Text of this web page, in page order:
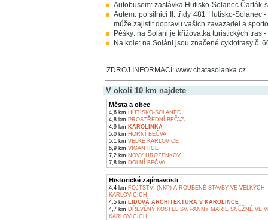
Autobusem: zastávka Hutisko-Solanec Čarták-
Autem: po silnici II. třídy 481 Hutisko-Solanec
může zajistit dopravu vašich zavazadel a
Pěšky: na Soláni je křižovatka turistických tras
Na kole: na Soláni jsou značené cyklotrasy č.
ZDROJ INFORMACÍ: www.chatasolanka.cz
V okolí 10 km najdete
Města a obce
4,6 km HUTISKO-SOLANEC
4,8 km PROSTŘEDNÍ BEČVA
4,9 km KAROLINKA
5,0 km HORNÍ BEČVA
5,1 km VELKÉ KARLOVICE
6,9 km VIGANTICE
7,2 km NOVÝ HROZENKOV
7,8 km DOLNÍ BEČVA
Historické zajímavosti
4,4 km FOJTSTVÍ (NKP) A ROUBENÉ STAVBY VE VELKÝCH
KARLOVICÍCH
4,5 km LIDOVÁ ARCHITEKTURA V KAROLINCE
4,7 km DŘEVĚNÝ KOSTEL SV. PANNY MARIE SNĚŽNÉ VE
KARLOVICÍCH